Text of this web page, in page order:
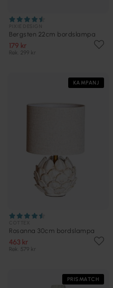
Bergsten 22cm bordslampa
179 kr
Rek. 299 kr
KAMPANJ
Rosanna 30cm bordslampa
463 kr
Rek. 579 kr
PRISMATCH